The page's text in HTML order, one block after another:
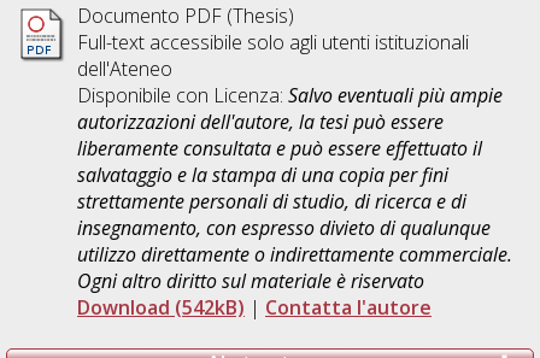
Documento PDF (Thesis)
Full-text accessibile solo agli utenti istituzionali
dell'Ateneo
Disponibile con Licenza: Salvo eventuali più ampie
autorizzazioni dell'autore, la tesi può essere
liberamente consultata e può essere effettuato il
salvataggio e la stampa di una copia per fini
strettamente personali di studio, di ricerca e di
insegnamento, con espresso divieto di qualunque
utilizzo direttamente o indirettamente commerciale.
Ogni altro diritto sul materiale è riservato
Download (542kB) | Contatta l'autore